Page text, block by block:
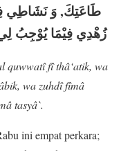
طَاعَتِكَ, وَ نَشَاطِي
زُهْدِي فِيْمَا يُوْجِبُ
quwwatî fî thâ‘atik, wa
wa zuhdî fîmâ
tasyâ`.
ini empat perkara;